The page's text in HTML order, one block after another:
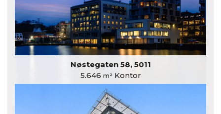
Nøstegaten 58, 5011
5.646 m²Kontor